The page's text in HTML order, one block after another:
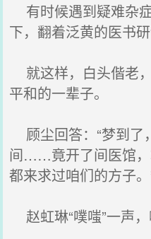
有时候遇到疑难杂
下，翻着泛黄的医书研
就这样，白头偕老
平和的一辈子。
顾尘回答：“梦到了
间……竟开了间医馆，
都来求过咱们的方子。
赵虹琳“噗嗤”一声，